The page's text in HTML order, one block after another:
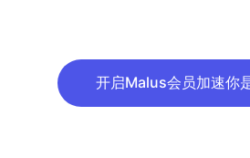
开启Malus会员加速你